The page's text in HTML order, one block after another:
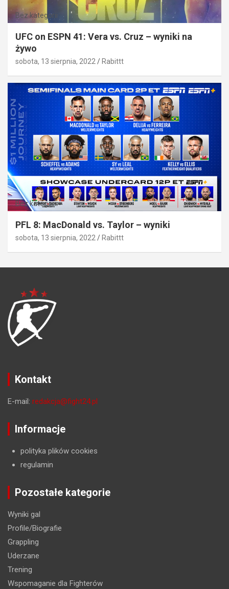
Bez kategorii
UFC on ESPN 41: Vera vs. Cruz – wyniki na
żywo
sobota, 13 sierpnia, 2022 Rabittt
Bez kategorii
PFL 8: MacDonald vs. Taylor – wyniki
sobota, 13 sierpnia, 2022 Rabittt
Kontakt
E-mail: redakcja@fight24.pl
Informacje
polityka plików cookies
regulamin
Pozostałe kategorie
Wyniki gal
Profile/Biografie
Grappling
Uderzane
Trening
Wspomaganie dla Fighterów